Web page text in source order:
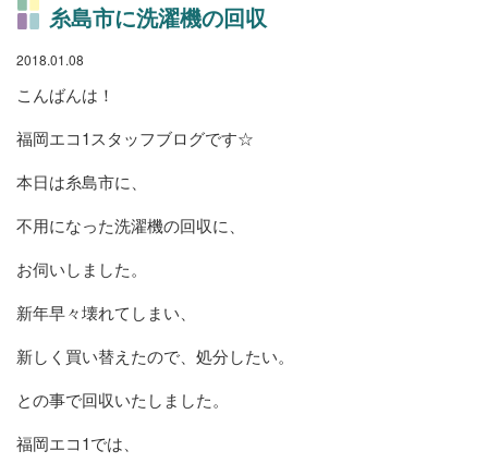
糸島市に洗濯機の回収
2018.01.08
こんばんは！
福岡エコ1スタッフブログです☆
本日は糸島市に、
不用になった洗濯機の回収に、
お伺いしました。
新年早々壊れてしまい、
新しく買い替えたので、処分したい。
との事で回収いたしました。
福岡エコ1では、